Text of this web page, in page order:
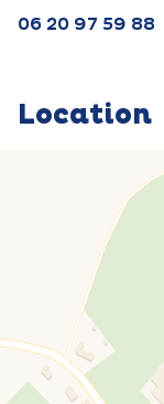
06 20 97 59 88
Location